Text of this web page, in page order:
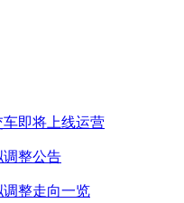
即将上线运营
调整公告
调整走向一览